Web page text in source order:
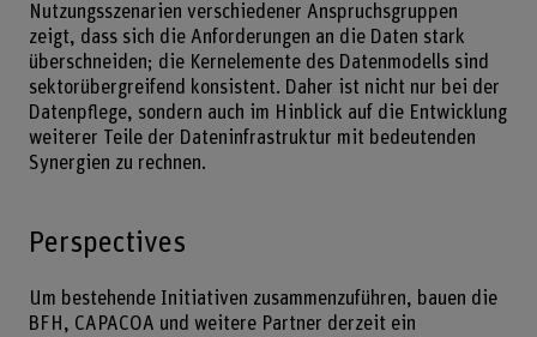
Nutzungsszenarien verschiedener Anspruchsgruppen
zeigt, dass sich die Anforderungen an die Daten stark
überschneiden; die Kernelemente des Datenmodells sind
sektorübergreifend konsistent. Daher ist nicht nur bei der
Datenpflege, sondern auch im Hinblick auf die Entwicklung
weiterer Teile der Dateninfrastruktur mit bedeutenden
Synergien zu rechnen.
Perspectives
Um bestehende Initiativen zusammenzuführen, bauen die
BFH, CAPACOA und weitere Partner derzeit ein